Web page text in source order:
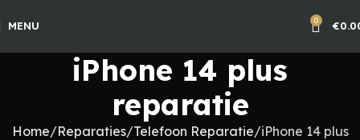
MENU 0 €
iPhone 14 plus
reparatie
Home Reparaties Telefoon Reparatie iPhone 14 plus